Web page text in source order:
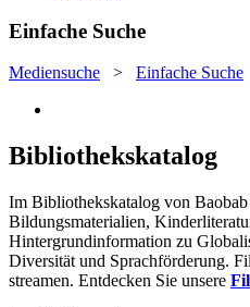
Einfache Suche
Mediensuche > Einfache Suche
Bibliothekskatalog
Im Bibliothekskatalog von
Bildungsmaterialien,
Hintergrundinformation zu
Diversität und Sprachförderung.
streamen. Entdecken Sie unsere